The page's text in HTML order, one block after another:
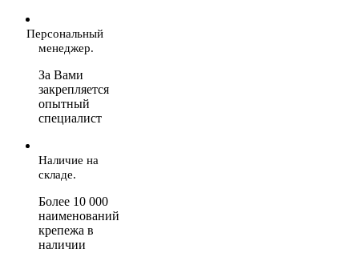
Персональный
менеджер.
За Вами
закрепляется
опытный
специалист
Наличие на
складе.
Более 10 000
наименований
крепежа в
наличии